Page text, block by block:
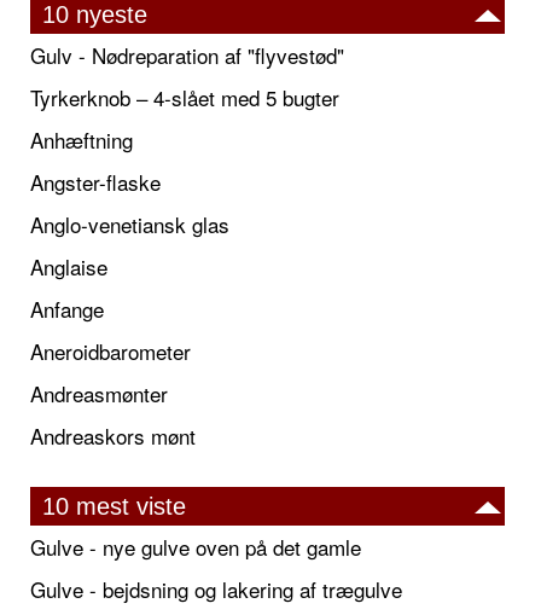
10 nyeste
Gulv - Nødreparation af "flyvestød"
Tyrkerknob – 4-slået med 5 bugter
Anhæftning
Angster-flaske
Anglo-venetiansk glas
Anglaise
Anfange
Aneroidbarometer
Andreasmønter
Andreaskors mønt
10 mest viste
Gulve - nye gulve oven på det gamle
Gulve - bejdsning og lakering af trægulve